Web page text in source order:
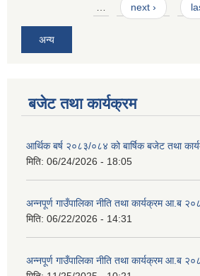
next ›
अन्य
बजेट तथा कार्यक्रम
आर्थिक बर्ष २०८३/०८४ को बार्षिक बजेट तथा
मिति: 06/24/2026 - 18:05
अन्नपूर्ण गाउँपालिका नीति तथा कार्यक्रम आ.ब
मिति: 06/22/2026 - 14:31
अन्नपूर्ण गाउँपालिका नीति तथा कार्यक्रम आ.ब